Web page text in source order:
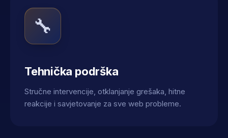
🔧
Tehnička podrška
Stručne intervencije, otklanjanje grešaka, hitne
reakcije i savjetovanje za sve web probleme.